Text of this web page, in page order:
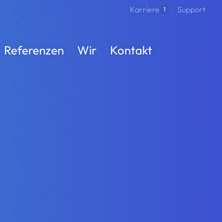
Karriere 1 Support
Referenzen Wir Kontakt